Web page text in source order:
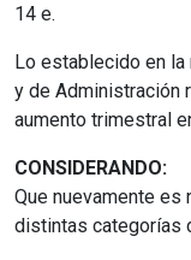
14 e.
Lo establecido en
y de Administración
aumento trimestral
CONSIDERANDO:
Que nuevamente
distintas categorías